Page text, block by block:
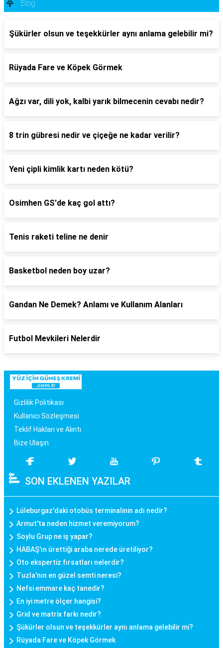
Blog
Şükürler olsun ve teşekkürler aynı anlama gelebilir mi?
Rüyada Fare ve Köpek Görmek
Ağzı var, dili yok, kalbi yarık bilmecenin cevabı nedir?
8 trin gübresi nedir ve çiçeğe ne kadar verilir?
Yeni çipli kimlik kartı neden kötü?
Osimhen GS'de kaç gol attı?
Tenis raketi teline ne denir
Basketbol neden boy uzar?
Gandan Ne Demek? Anlamı ve Kullanım Alanları
Futbol Mevkileri Nelerdir
Gizlilik Politikası
Kullanıcı Sözleşmesi
Teklif Hakları ve Alıntı
Bize Ulaşın
SON EKLENEN YAZILAR
Lüleburgaz'daki otobüs terminalinin adı nedir?
Armut'ta neden hizmet veremiyorum?
Soylu Grup ne iş yapar?
HABAŞ'ın ürettiği araba nerede üretiliyor?
Oto ekspertiz fırsatları nelerdir?
Tuzla'nın en güzel semti neresi?
Nefsi emmare kaç tanedir?
En iyi metre ölçer hangisi?
Grid ve matrix farkı nedir?
Şükürler olsun ve teşekkürler aynı anlama gelebilir mi?
Rüyada Fare ve Köpek Görmek